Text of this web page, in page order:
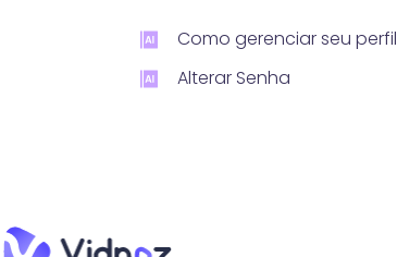
Como gerenciar seu perfil
Alterar Senha